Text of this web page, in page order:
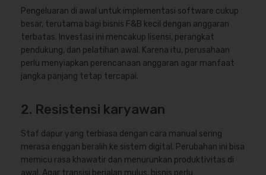
Pengeluaran di awal untuk implementasi software cukup
besar, terutama bagi bisnis F&B kecil dengan anggaran
terbatas. Investasi ini mencakup lisensi, perangkat
pendukung, dan pelatihan awal. Karena itu, perusahaan
perlu menyiapkan perencanaan anggaran agar manfaat
jangka panjang tetap tercapai.
2. Resistensi karyawan
Staf dapur yang terbiasa dengan cara manual sering
merasa enggan beralih ke sistem digital. Perubahan ini bisa
memicu rasa khawatir dan menurunkan produktivitas di